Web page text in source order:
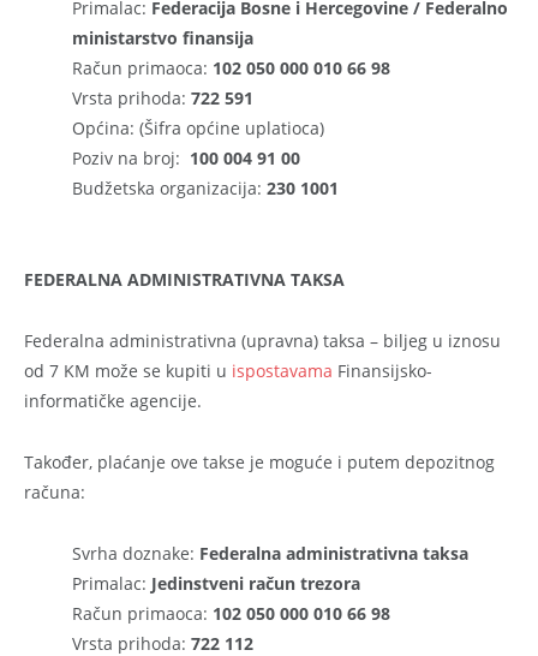
Primalac: Federacija Bosne i Hercegovine / Federalno
ministarstvo finansija
Račun primaoca: 102 050 000 010 66 98
Vrsta prihoda: 722 591
Općina: (Šifra općine uplatioca)
Poziv na broj: 100 004 91 00
Budžetska organizacija: 230 1001
FEDERALNA ADMINISTRATIVNA TAKSA
Federalna administrativna (upravna) taksa – biljeg u iznosu
od 7 KM može se kupiti u ispostavama Finansijsko-
informatičke agencije.
Također, plaćanje ove takse je moguće i putem depozitnog
računa:
Svrha doznake: Federalna administrativna taksa
Primalac: Jedinstveni račun trezora
Račun primaoca: 102 050 000 010 66 98
Vrsta prihoda: 722 112